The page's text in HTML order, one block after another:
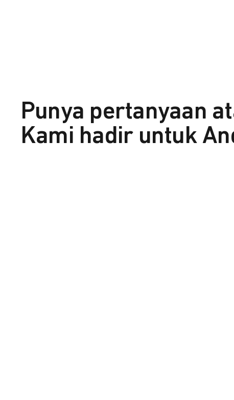
Punya pertanyaan
Kami hadir untuk